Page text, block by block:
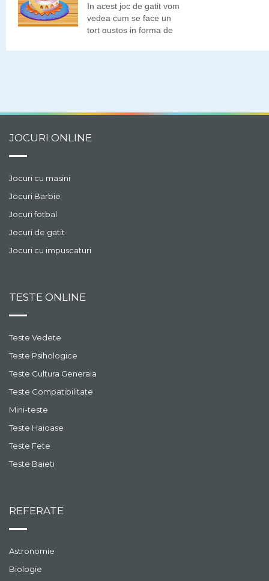
In acest joc de gatit vom
vedea cum se face un
tort gustos in forma de
JOCURI ONLINE
Jocuri cu masini
Jocuri Barbie
Jocuri fotbal
Jocuri de gatit
Jocuri cu impuscaturi
TESTE ONLINE
Teste Vedete
Teste Psihologice
Teste Cultura Generala
Teste Compatibilitate
Mini-teste
Teste Haioase
Teste Fete
Teste Baieti
REFERATE
Astronomie
Biologie